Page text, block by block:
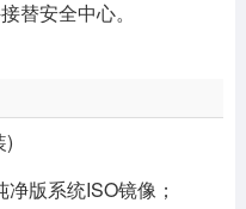
替安全中心。
)
版系统ISO镜像；